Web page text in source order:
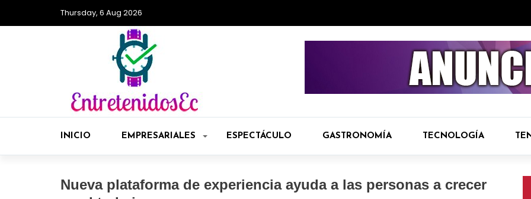
Thursday, 6 Aug 2026
INICIO EMPRESARIALES ESPECTÁCULO GASTRONOMÍA TECNOLOGÍA
Nueva plataforma de experiencia ayuda a las personas a crecer